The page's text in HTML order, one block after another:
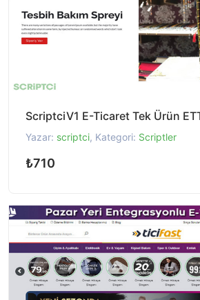
ScriptciV1 E-Ticaret Tek Ürün
Yazar: scriptci, Kategori: Scriptler
₺710